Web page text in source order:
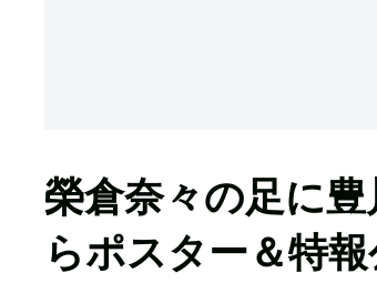
榮倉奈々の足に
らポスター＆特報